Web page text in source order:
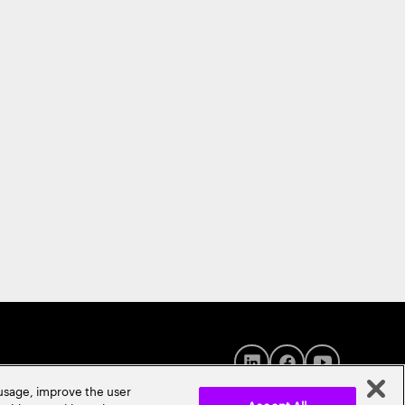
improve the user